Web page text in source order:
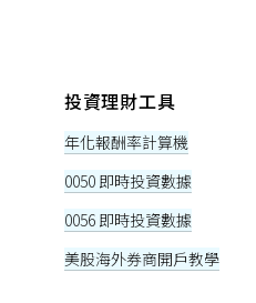
投資理財工具
年化報酬率計算機
0050 即時投資數據
0056 即時投資數據
美股海外券商開戶教學